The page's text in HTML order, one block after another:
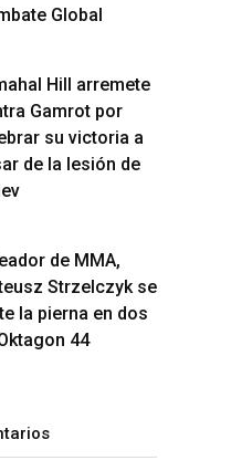
Global
Hill arremete
Gamrot por
su victoria a
de la lesión de
de MMA,
Strzelczyk se
la pierna en dos
44